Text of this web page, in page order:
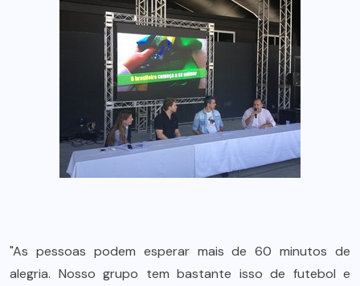
"As pessoas podem esperar mais de 60 minutos de
alegria. Nosso grupo tem bastante isso de futebol e